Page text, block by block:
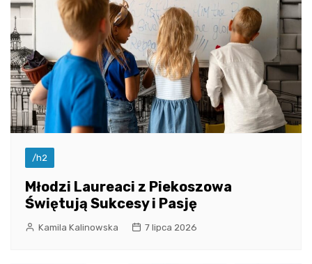
/h2
Młodzi Laureaci z Piekoszowa
Świętują Sukcesy i Pasję
Kamila Kalinowska 7 lipca 2026